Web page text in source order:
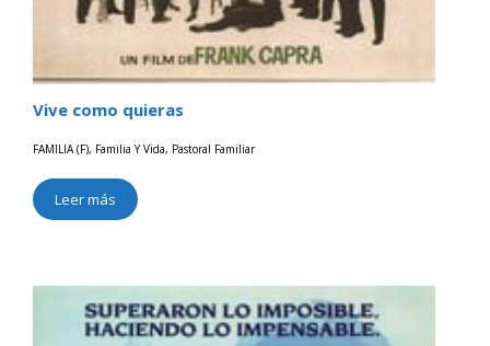
Vive como quieras
FAMILIA (F), Familia Y Vida, Pastoral Familiar
Leer más